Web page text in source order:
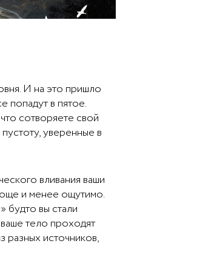
И на это пришло
попадут в пятое.
сотворяете свой
уверенные в
вливания ваши
и менее ощутимо.
будто вы стали
тело проходят
разных источников,